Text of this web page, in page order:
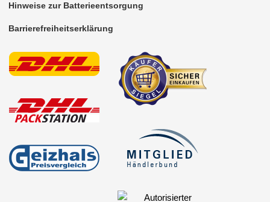
Hinweise zur Batterieentsorgung
Barrierefreiheitserklärung